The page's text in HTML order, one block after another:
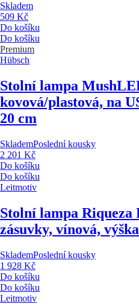
Skladem
509 Kč
Do košíku
Do košíku
Premium
Hübsch
Stolní lampa Mush
kovová/plastová, na
20 cm
SklademPoslední kousky
2 201 Kč
Do košíku
Do košíku
Leitmotiv
Stolní lampa Riqueza
zásuvky, vínová,
SklademPoslední kousky
1 928 Kč
Do košíku
Do košíku
Leitmotiv